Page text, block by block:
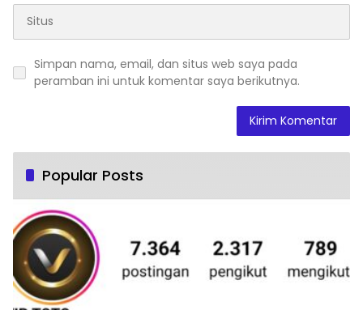
Simpan nama, email, dan situs web saya pada
peramban ini untuk komentar saya berikutnya.
Popular Posts